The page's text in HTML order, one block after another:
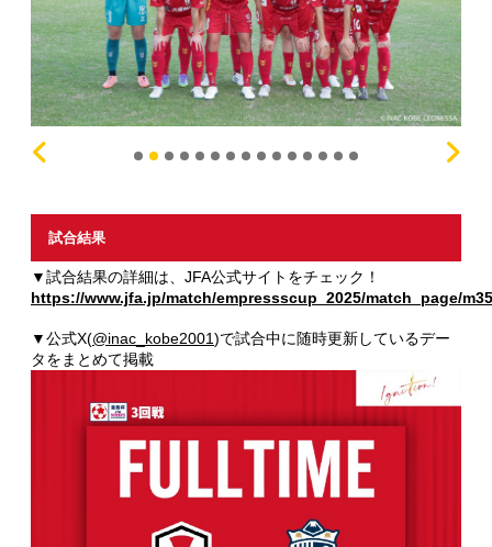
試合結果
▼試合結果の詳細は、JFA公式サイトをチェック！
https://www.jfa.jp/match/empressscup_2025/match_page/
▼公式X(@inac_kobe2001)で試合中に随時更新しているデー
タをまとめて掲載